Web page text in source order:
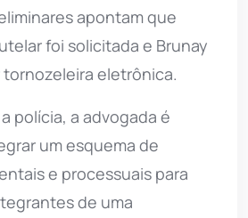
apontam que
foi solicitada e Brunay
eletrônica.
polícia, a advogada é
um esquema de
e processuais para
de uma